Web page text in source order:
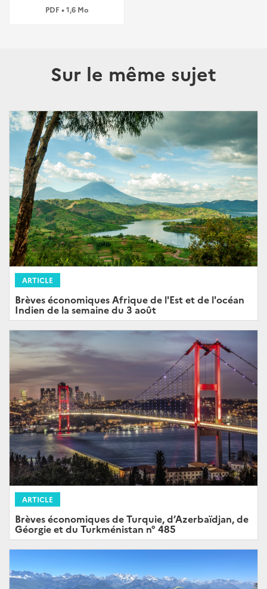
PDF • 1,6 Mo
Sur le même sujet
ARTICLE
Brèves économiques Afrique de l'Est et de l'océan
Indien de la semaine du 3 août
ARTICLE
Brèves économiques de Turquie, d’Azerbaïdjan, de
Géorgie et du Turkménistan n° 485